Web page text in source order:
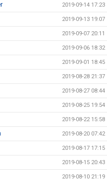
2019-09-14 17:23
2019-09-13 19:07
2019-09-07 20:11
2019-09-06 18:32
2019-09-01 18:45
2019-08-28 21:37
2019-08-27 08:44
2019-08-25 19:54
2019-08-22 15:58
2019-08-20 07:42
2019-08-17 17:15
2019-08-15 20:43
2019-08-10 21:19